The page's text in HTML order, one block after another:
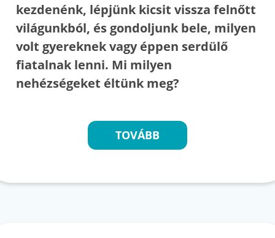
kezdenénk, lépjünk kicsit vissza felnőtt
világunkból, és gondoljunk bele, milyen
volt gyereknek vagy éppen serdülő
fiatalnak lenni. Mi milyen
nehézségeket éltünk meg?
TOVÁBB